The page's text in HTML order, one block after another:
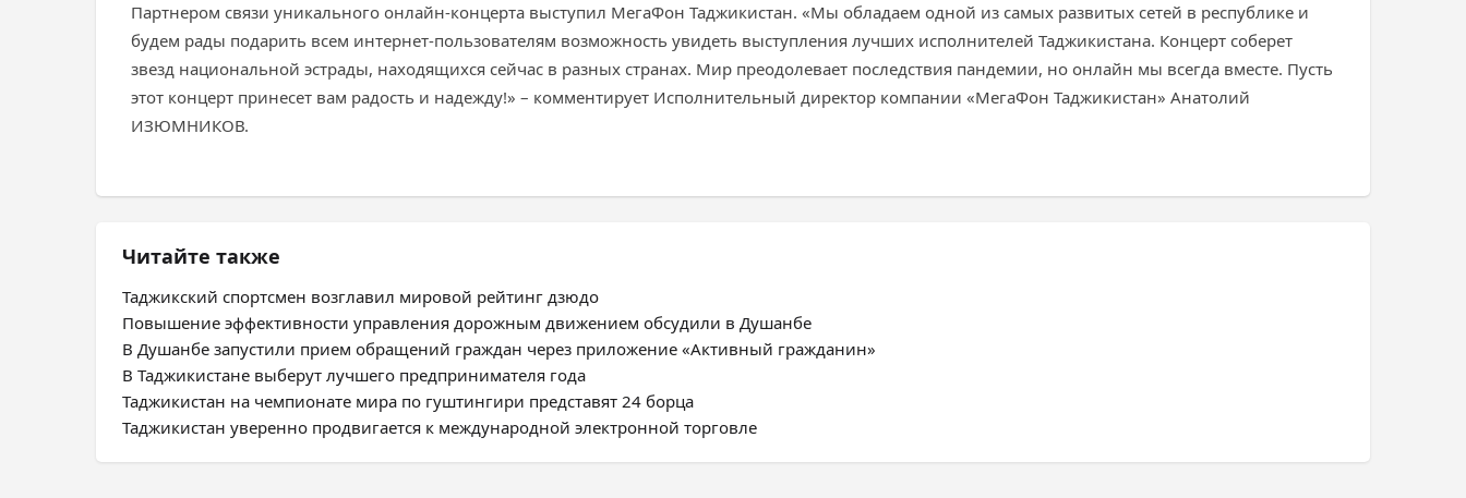
Партнером связи уникального онлайн-концерта выступил МегаФон Таджикистан. «Мы обладаем одной из самых развитых сетей в республике и
будем рады подарить всем интернет-пользователям возможность увидеть выступления лучших исполнителей Таджикистана. Концерт соберет
звезд национальной эстрады, находящихся сейчас в разных странах. Мир преодолевает последствия пандемии, но онлайн мы всегда вместе. Пусть
этот концерт принесет вам радость и надежду!» – комментирует Исполнительный директор компании «МегаФон Таджикистан» Анатолий
ИЗЮМНИКОВ.
Читайте также
Таджикский спортсмен возглавил мировой рейтинг дзюдо
Повышение эффективности управления дорожным движением обсудили в Душанбе
В Душанбе запустили прием обращений граждан через приложение «Активный гражданин»
В Таджикистане выберут лучшего предпринимателя года
Таджикистан на чемпионате мира по гуштингири представят 24 борца
Таджикистан уверенно продвигается к международной электронной торговле